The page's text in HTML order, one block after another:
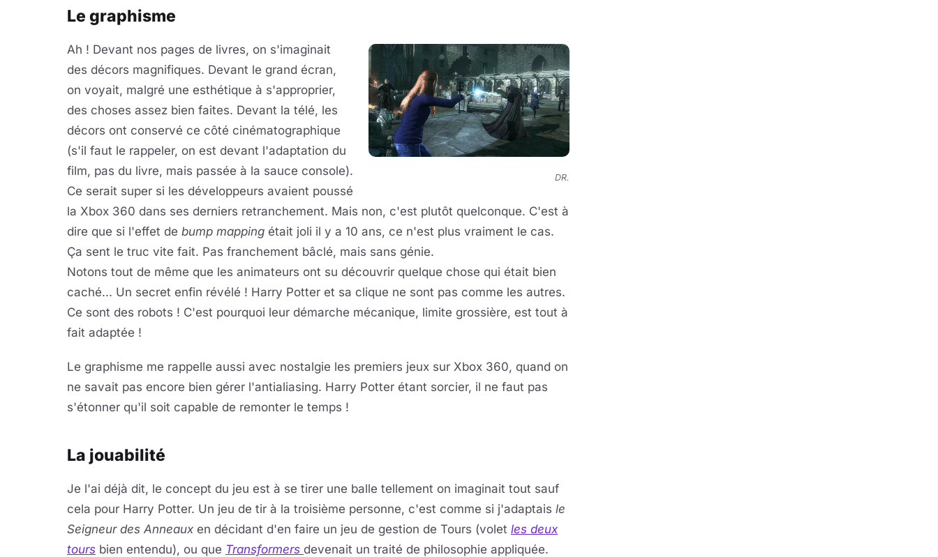
Le graphisme
DR.
Ah ! Devant nos pages de livres, on s'imaginait
des décors magnifiques. Devant le grand écran,
on voyait, malgré une esthétique à s'approprier,
des choses assez bien faites. Devant la télé, les
décors ont conservé ce côté cinématographique
(s'il faut le rappeler, on est devant l'adaptation du
film, pas du livre, mais passée à la sauce console).
Ce serait super si les développeurs avaient poussé
la Xbox 360 dans ses derniers retranchement. Mais non, c'est plutôt quelconque. C'est à
dire que si l'effet de bump mapping était joli il y a 10 ans, ce n'est plus vraiment le cas.
Ça sent le truc vite fait. Pas franchement bâclé, mais sans génie.
Notons tout de même que les animateurs ont su découvrir quelque chose qui était bien
caché... Un secret enfin révélé ! Harry Potter et sa clique ne sont pas comme les autres.
Ce sont des robots ! C'est pourquoi leur démarche mécanique, limite grossière, est tout à
fait adaptée !
Le graphisme me rappelle aussi avec nostalgie les premiers jeux sur Xbox 360, quand on
ne savait pas encore bien gérer l'antialiasing. Harry Potter étant sorcier, il ne faut pas
s'étonner qu'il soit capable de remonter le temps !
La jouabilité
Je l'ai déjà dit, le concept du jeu est à se tirer une balle tellement on imaginait tout sauf
cela pour Harry Potter. Un jeu de tir à la troisième personne, c'est comme si j'adaptais le
Seigneur des Anneaux en décidant d'en faire un jeu de gestion de Tours (volet les deux
tours bien entendu), ou que Transformers devenait un traité de philosophie appliquée.